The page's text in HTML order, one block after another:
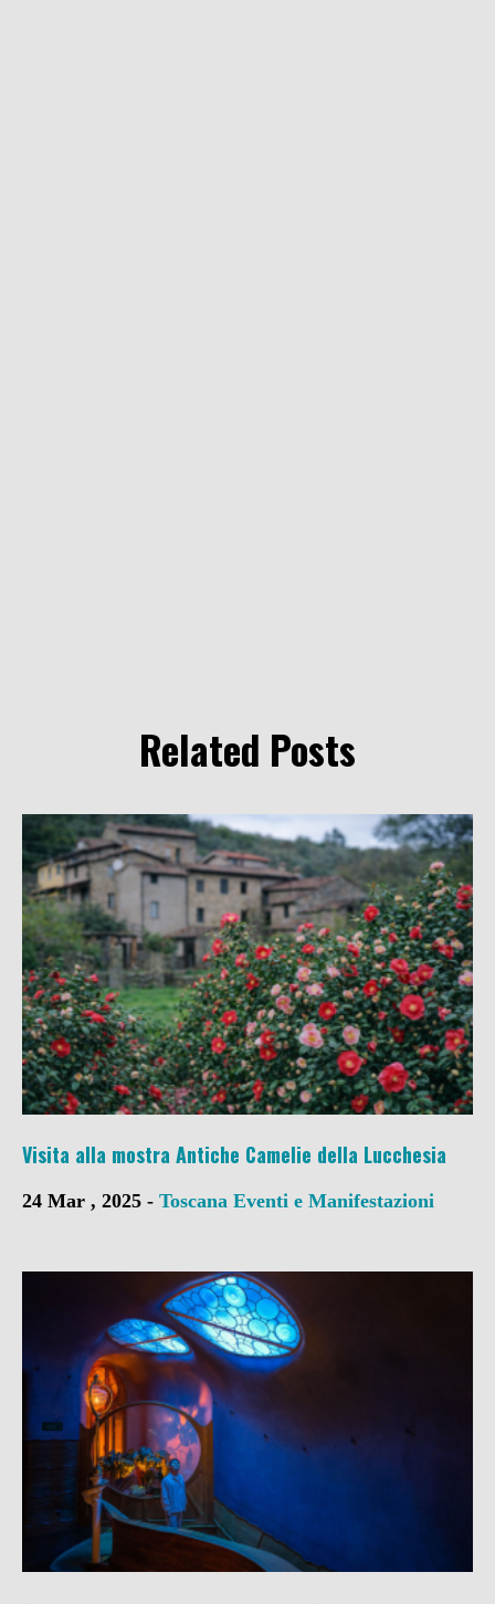
Related Posts
Visita alla mostra Antiche Camelie della Lucchesia
24 Mar , 2025 - Toscana Eventi e Manifestazioni